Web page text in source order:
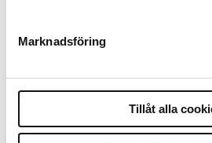
Marknadsföring
Tillåt alla
Debatt:Med för
kan polisen inte